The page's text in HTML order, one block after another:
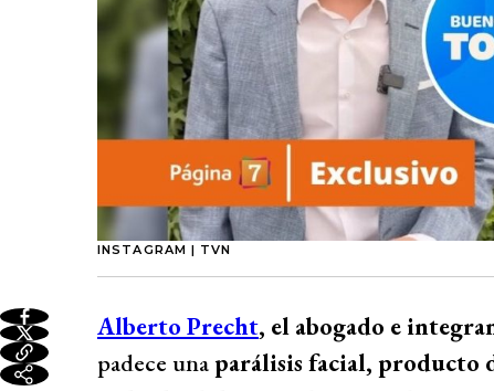
INSTAGRAM | TVN
Alberto Precht, el abogado e
padece unaparálisis facial, producto